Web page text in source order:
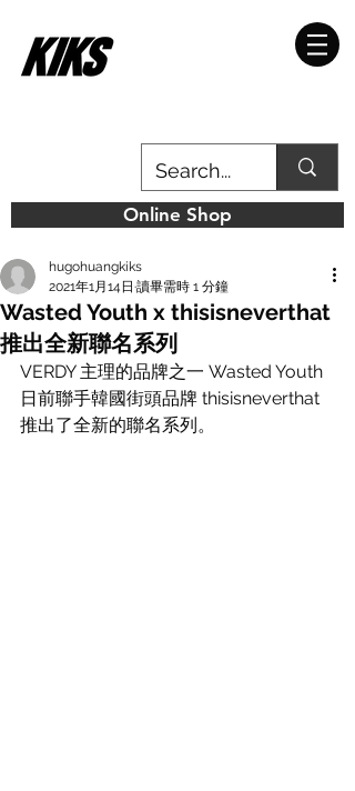
Online Shop
Wasted Youth x thisisneverthat
推出全新聯名系列
hugohuangkiks
2021年1月14日 讀畢需時 1 分鐘
VERDY 主理的品牌之一 Wasted Youth
日前聯手韓國街頭品牌 thisisneverthat
推出了全新的聯名系列。